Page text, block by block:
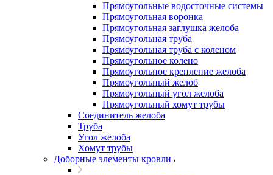
Прямоугольные водосточные системы
Прямоугольная воронка
Прямоугольная заглушка желоба
Прямоугольная труба
Прямоугольная труба c коленом
Прямоугольное колено
Прямоугольное крепление желоба
Прямоугольный желоб
Прямоугольный угол желоба
Прямоугольный хомут трубы
Соединитель желоба
Труба
Угол желоба
Хомут трубы
Доборные элементы кровли